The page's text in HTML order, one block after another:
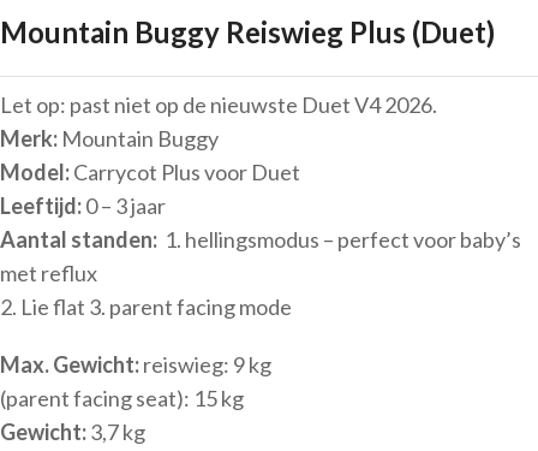
Mountain Buggy Reiswieg Plus (Duet)
Let op: past niet op de nieuwste Duet V4 2026.
Merk: Mountain Buggy
Model:Carrycot Plus voor Duet
Leeftijd:0 – 3 jaar
Aantal standen: 1. hellingsmodus – perfect voor baby’s
met reflux
2. Lie flat 3. parent facing mode
Max. Gewicht:reiswieg: 9 kg
(parent facing seat): 15 kg
Gewicht:3,7 kg